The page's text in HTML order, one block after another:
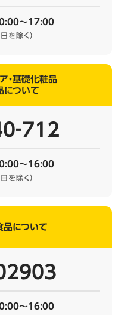
～17:00
を除く）
・基礎化粧品
について
～16:00
を除く）
品について
～16:00